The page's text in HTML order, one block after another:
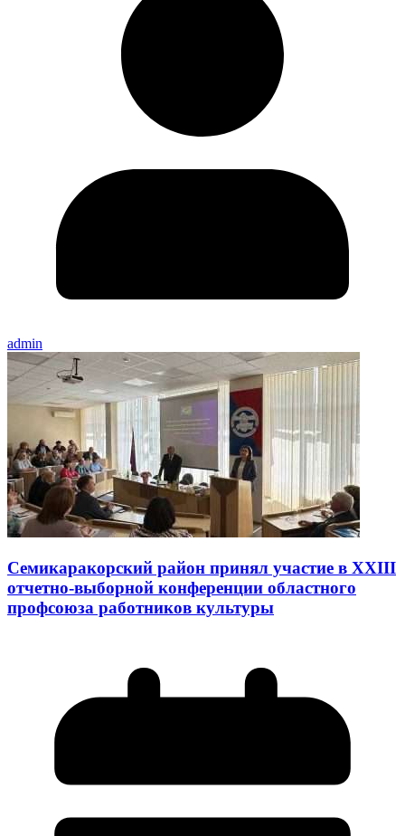
admin
Семикаракорский район принял участие в XXIII
отчетно-выборной конференции областного
профсоюза работников культуры